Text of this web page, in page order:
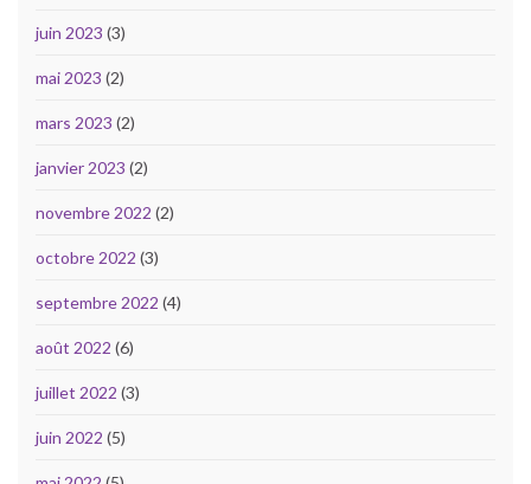
juin 2023 (3)
mai 2023 (2)
mars 2023 (2)
janvier 2023 (2)
novembre 2022 (2)
octobre 2022 (3)
septembre 2022 (4)
août 2022 (6)
juillet 2022 (3)
juin 2022 (5)